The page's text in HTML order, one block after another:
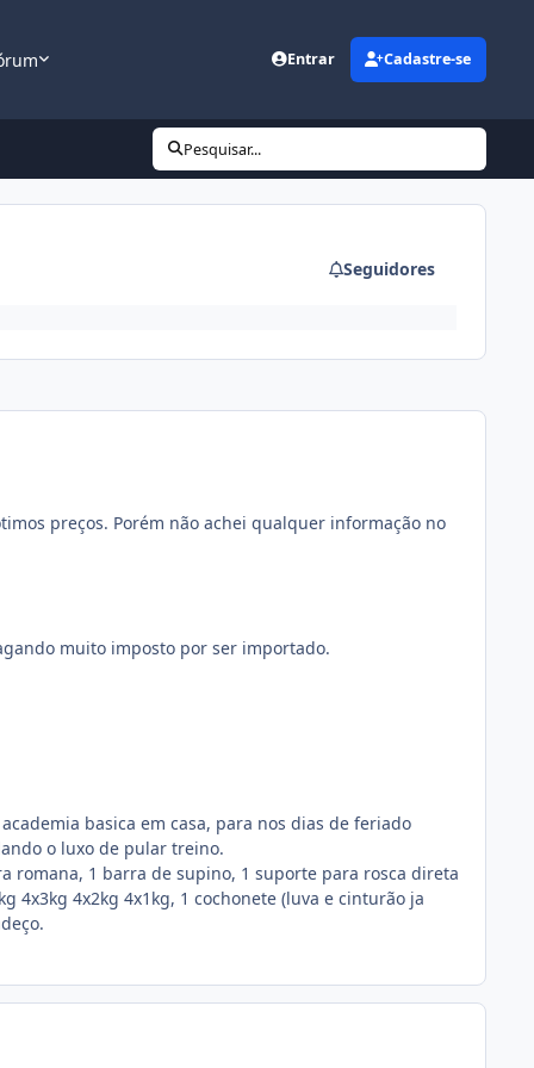
Entrar Cadastre-se
Pesquisar...
Seguidores
preços. Porém não achei qualquer informação no
muito imposto por ser importado.
basica em casa, para nos dias de feriado
o luxo de pular treino.
romana, 1 barra de supino, 1 suporte para rosca direta
4x3kg 4x2kg 4x1kg, 1 cochonete (luva e cinturão ja